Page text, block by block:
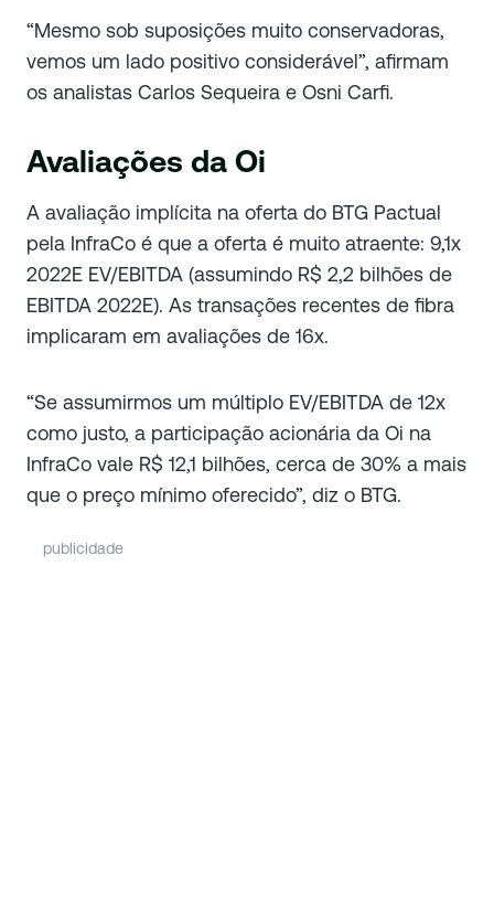
“Mesmo sob suposições muito conservadoras,
vemos um lado positivo considerável”, afirmam
os analistas Carlos Sequeira e Osni Carfi.
Avaliações da Oi
A avaliação implícita na oferta do BTG Pactual
pela InfraCo é que a oferta é muito atraente: 9,1x
2022E EV/EBITDA (assumindo R$ 2,2 bilhões de
EBITDA 2022E). As transações recentes de fibra
implicaram em avaliações de 16x.
“Se assumirmos um múltiplo EV/EBITDA de 12x
como justo, a participação acionária da Oi na
InfraCo vale R$ 12,1 bilhões, cerca de 30% a mais
que o preço mínimo oferecido”, diz o BTG.
publicidade